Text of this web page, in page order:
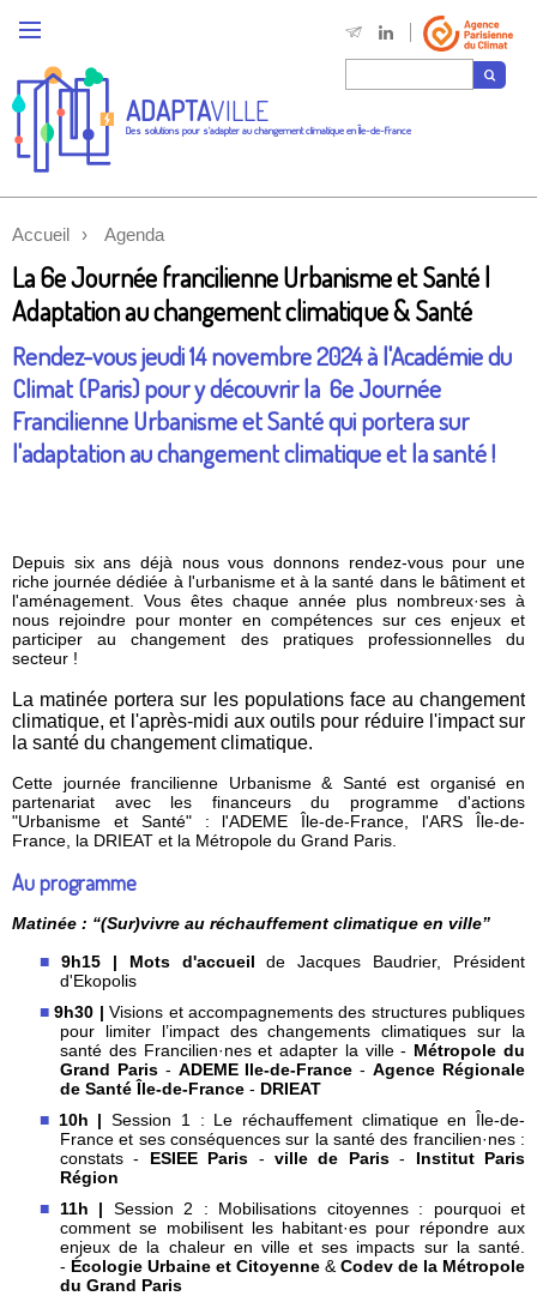
ADAPTAVILLE
Des solutions pour s'adapter au changement climatique en Île-de-France
Accueil Agenda
La 6e Journée francilienne Urbanisme et Santé |
Adaptation au changement climatique & Santé
Rendez-vous jeudi 14 novembre 2024 à l'Académie du
Climat (Paris) pour y découvrir la 6e Journée
Francilienne Urbanisme et Santé qui portera sur
l'adaptation au changement climatique et la santé !
Depuis six ans déjà nous vous donnons rendez-vous pour une
riche journée dédiée à l'urbanisme et à la santé dans le bâtiment et
l'aménagement. Vous êtes chaque année plus nombreux·ses à
nous rejoindre pour monter en compétences sur ces enjeux et
participer au changement des pratiques professionnelles du
secteur !
La matinée portera sur les populations face au changement
climatique, et l'après-midi aux outils pour réduire l'impact sur
la santé du changement climatique.
Cette journée francilienne Urbanisme & Santé est organisé en
partenariat avec les financeurs du programme d'actions
"Urbanisme et Santé" : l'ADEME Île-de-France, l'ARS Île-de-
France, la DRIEAT et la Métropole du Grand Paris.
Au programme
Matinée : “(Sur)vivre au réchauffement climatique en ville”
9h15
| Mots d'accueil de Jacques Baudrier, Président
d'Ekopolis
9h30 | Visions et accompagnements des structures publiques
pour limiter l’impact des changements climatiques sur la
santé des Francilien·nes et adapter la ville - Métropole du
Grand Paris- ADEME Ile-de-France -Agence Régionale
de Santé Île-de-France - DRIEAT
10h |Session 1
: Le réchauffement climatique en Île-de-
France et ses conséquences sur la santé des francilien·nes :
constats - ESIEE Paris -ville de Paris- Institut Paris
Région
11h
| Session 2 : Mobilisations citoyennes : pourquoi et
comment se mobilisent les habitant·es pour répondre aux
enjeux de la chaleur en ville et ses impacts sur la santé.
- Écologie Urbaine et Citoyenne & Codev de la Métropole
du Grand Paris